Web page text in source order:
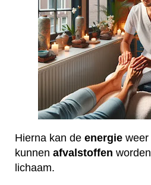
Hierna kan de energie weer
kunnen afvalstoffen worden
lichaam.